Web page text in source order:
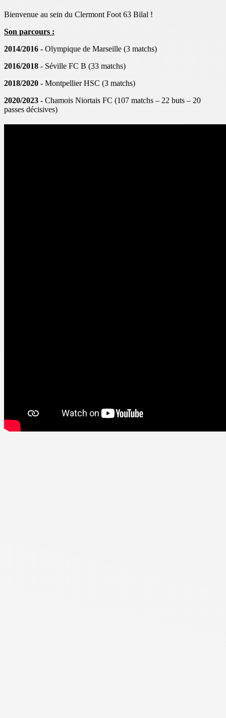
Bienvenue au sein du Clermont Foot 63 Bilal !
Son parcours :
2014/2016 - Olympique de Marseille (3 matchs)
2016/2018 - Séville FC B (33 matchs)
2018/2020 - Montpellier HSC (3 matchs)
2020/2023 - Chamois Niortais FC (107 matchs – 22 buts – 20
passes décisives)